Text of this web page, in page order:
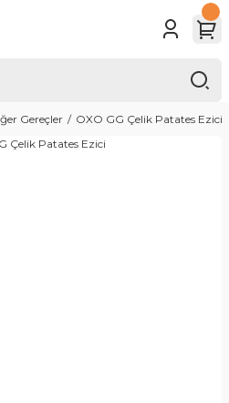
Gereçler OXO GG Çelik Patates Ezici